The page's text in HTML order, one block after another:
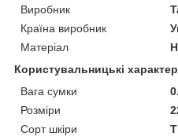
Виробник
Країна виробник
Матеріал
Користувальницькі
Вага сумки
Розміри
Сорт шкіри